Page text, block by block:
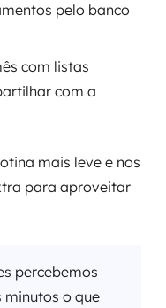
pelo banco
com listas
com a
mais leve e nos
para aproveitar
percebemos
minutos o que